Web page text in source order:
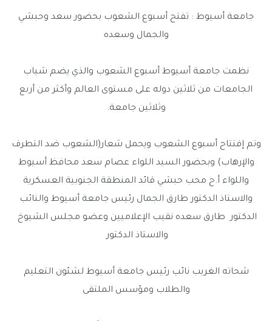
جامعة أسيوط : تفتح أسبوع الشعوب بحضور سعد وحبشي
والجمال وسعده
نظمت جامعة أسيوط أسبوع الشعوب والذي يضم شباب
الجامعات من ثلاثين دوله على مستوى العالم وأكثر من أربع
وثلاثين جامعة.
وتم إفتتاح أسبوع الشعوب ويحمل شعار(الشعوب ضد التطرف
والإرهاب) وبحضور السيد اللواء عصام سعد محافظ أسيوط
واللواء أ.ح محب حبشي قائد المنطقة الجنوبية العسكرية
والاستاذ الدكتور طارق الجمال رئيس جامعة أسيوط والنائب
الدكتور طارق سعده نقيب الإعلاميين وعضو مجلس الشيوخ
والاستاذ الدكتور
شحاته الغريب نائب رئيس جامعة أسيوط لشئون التعليم
والطلاب ومؤسس الملتقى